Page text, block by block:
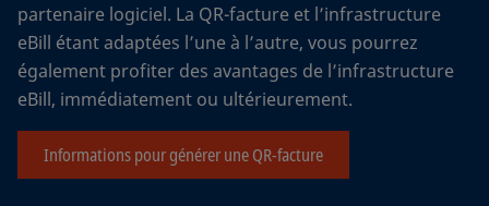
partenaire logiciel. La QR-facture et l’infrastructure
eBill étant adaptées l’une à l’autre, vous pourrez
également profiter des avantages de l’infrastructure
eBill, immédiatement ou ultérieurement.
Informations pour générer une QR-facture